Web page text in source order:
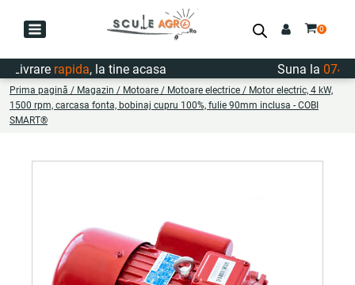
rapida, la tine acasa Suna la
Prima pagină / Magazin / Motoare / Motoare electrice / Motor electric, 4 kW,
1500 rpm, carcasa fonta, bobinaj cupru 100%, fulie 90mm inclusa - COBI
SMART®